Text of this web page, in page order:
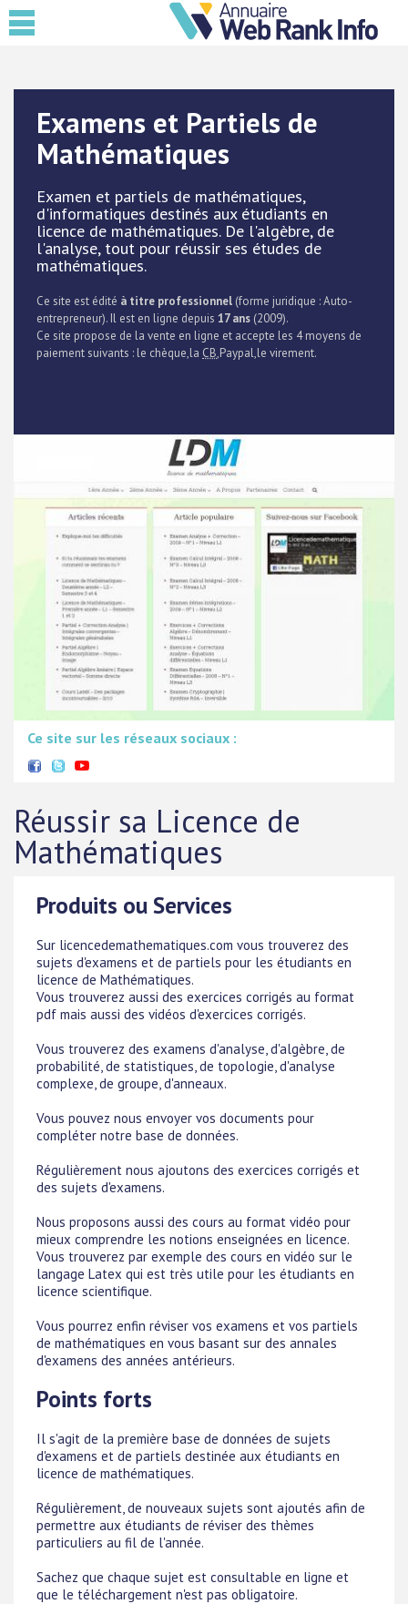
Examens et Partiels de
Mathématiques
Examen et partiels de mathématiques,
d'informatiques destinés aux étudiants en
licence de mathématiques. De l'algèbre, de
l'analyse, tout pour réussir ses études de
mathématiques.
Ce site est édité à titre professionnel (forme juridique : Auto-
entrepreneur). Il est en ligne depuis 17 ans (2009).
Ce site propose de la vente en ligne et accepte les 4 moyens de
paiement suivants : le chèque,la CB,Paypal,le virement.
Ce site sur les réseaux sociaux :
Réussir sa Licence de
Mathématiques
Produits ou Services
Sur licencedemathematiques.com vous trouverez des
sujets d'examens et de partiels pour les étudiants en
licence de Mathématiques.
Vous trouverez aussi des exercices corrigés au format
pdf mais aussi des vidéos d'exercices corrigés.
Vous trouverez des examens d'analyse, d'algèbre, de
probabilité, de statistiques, de topologie, d'analyse
complexe, de groupe, d'anneaux.
Vous pouvez nous envoyer vos documents pour
compléter notre base de données.
Régulièrement nous ajoutons des exercices corrigés et
des sujets d'examens.
Nous proposons aussi des cours au format vidéo pour
mieux comprendre les notions enseignées en licence.
Vous trouverez par exemple des cours en vidéo sur le
langage Latex qui est très utile pour les étudiants en
licence scientifique.
Vous pourrez enfin réviser vos examens et vos partiels
de mathématiques en vous basant sur des annales
d'examens des années antérieurs.
Points forts
Il s'agit de la première base de données de sujets
d'examens et de partiels destinée aux étudiants en
licence de mathématiques.
Régulièrement, de nouveaux sujets sont ajoutés afin de
permettre aux étudiants de réviser des thèmes
particuliers au fil de l'année.
Sachez que chaque sujet est consultable en ligne et
que le téléchargement n'est pas obligatoire.